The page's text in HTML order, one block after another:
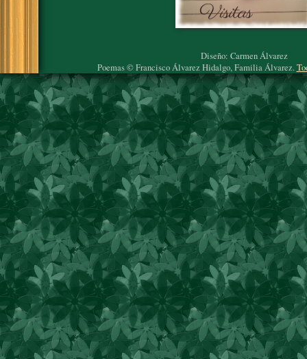
Diseño: Carmen Álvarez
Poemas © Francisco Álvarez Hidalgo, Familia Álvarez.